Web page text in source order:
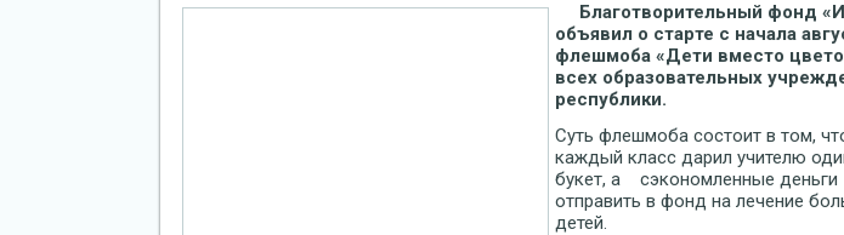
Благотворительный фонд
объявил о старте с начала
флешмоба «Дети вместо
всех образовательных
республики.
Суть флешмоба состоит в том,
каждый класс дарил учителю
букет, а сэкономленные деньги
отправить в фонд на лечение
детей.